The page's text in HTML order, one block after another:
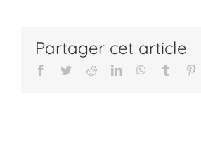
Partager cet article
Facebook
TwitterRedditLinkedInWhatsApp
Tumblr